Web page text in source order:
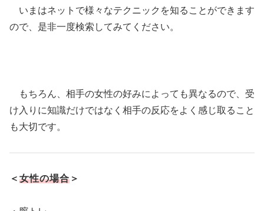
いまはネットで様々なテクニックを知ることができます
ので、是非一度検索してみてください。
もちろん、相手の女性の好みによっても異なるので、受
け入りに知識だけではなく相手の反応をよく感じ取ること
も大切です。
＜ 女性の場合 ＞